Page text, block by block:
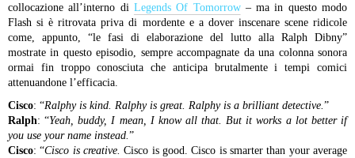
collocazione all’interno di Legends Of Tomorrow– ma in questo modo
Flash si è ritrovata priva di mordente e a dover inscenare scene ridicole
come, appunto, “le fasi di elaborazione del lutto alla Ralph Dibny”
mostrate in questo episodio, sempre accompagnate da una colonna sonora
ormai fin troppo conosciuta che anticipa brutalmente i tempi comici
attenuandone l’efficacia.
Cisco: “Ralphy is kind. Ralphy is great. Ralphy is a brilliant detective. ”
Ralph: “Yeah, buddy, I mean, I know all that. But it works a lot better if
you use your name instead. ”
Cisco: “Cisco is creative. Cisco is good. Cisco is smarter than your average